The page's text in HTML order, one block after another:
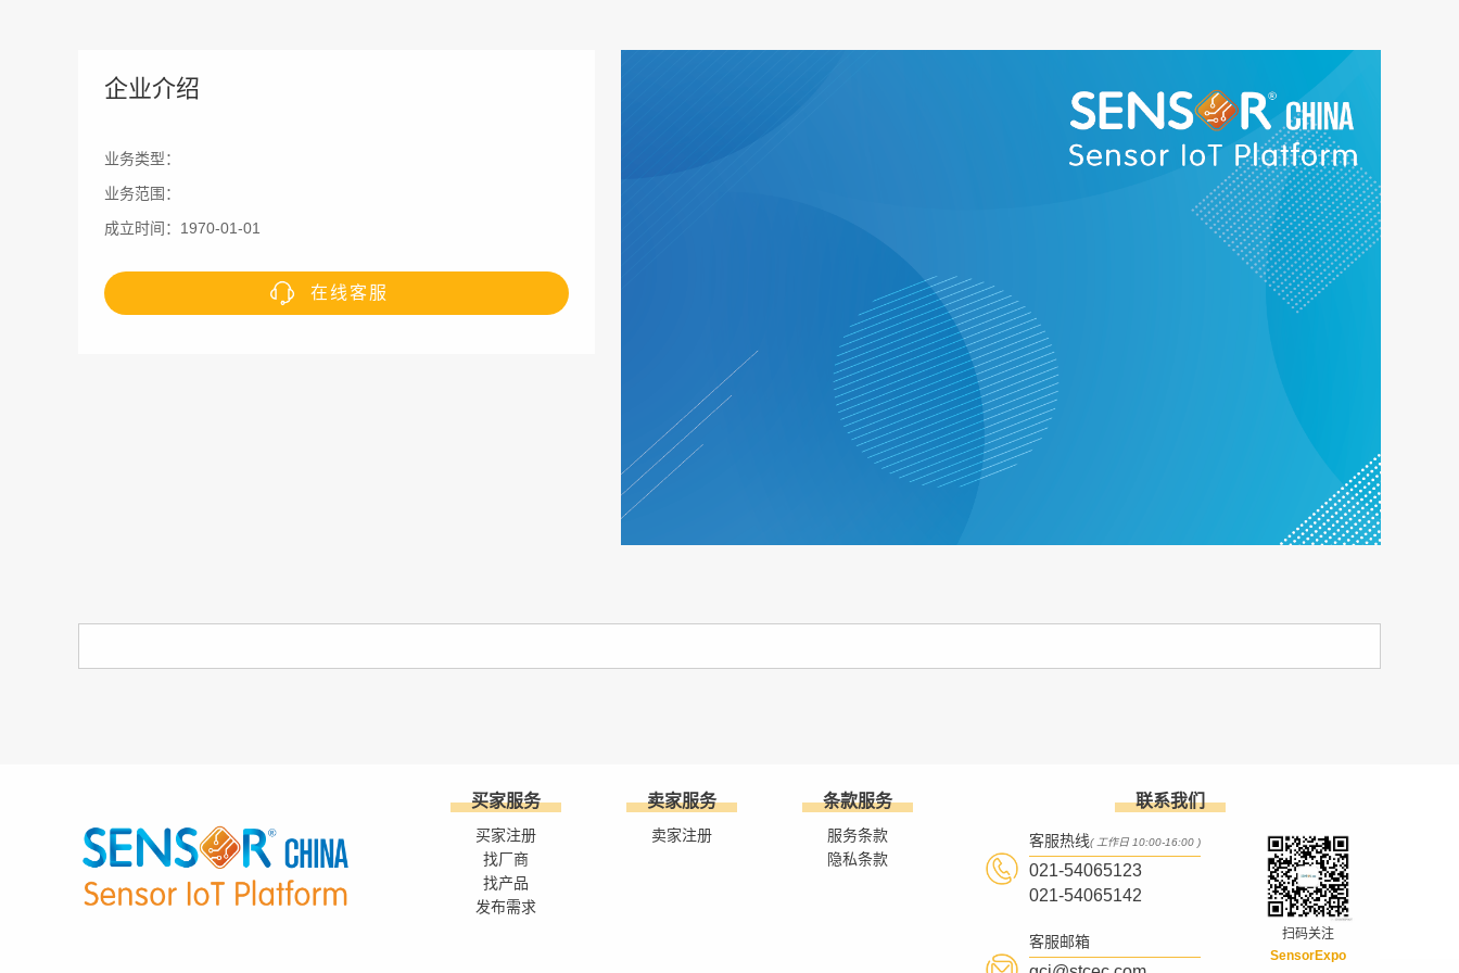
企业介绍
业务类型：
业务范围：
成立时间：1970-01-01
在线客服
买家服务
买家注册
找厂商
找产品
发布需求
卖家服务
卖家注册
条款服务
服务条款
隐私条款
联系我们
客服热线( 工作日 10:00-16:00 )
021-54065123
021-54065142
客服邮箱
扫码关注
SensorExpo